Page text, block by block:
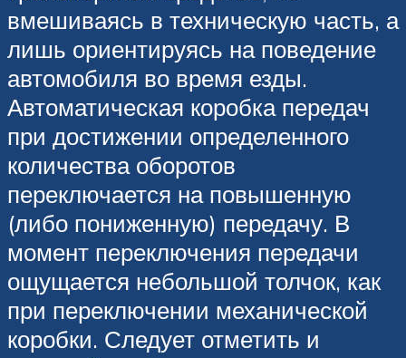
вмешиваясь в техническую часть, а
лишь ориентируясь на поведение
автомобиля во время езды.
Автоматическая коробка передач
при достижении определенного
количества оборотов
переключается на повышенную
(либо пониженную) передачу. В
момент переключения передачи
ощущается небольшой толчок, как
при переключении механической
коробки. Следует отметить и